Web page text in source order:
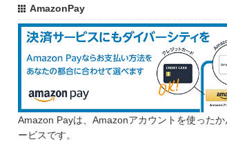
AmazonPay
Amazon Payは、Amazonアカウントを使った
ービスです。